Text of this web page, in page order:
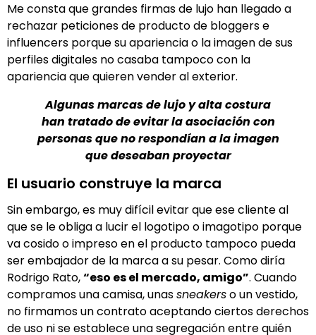
Me consta que grandes firmas de lujo han llegado a
rechazar peticiones de producto de bloggers e
influencers porque su apariencia o la imagen de sus
perfiles digitales no casaba tampoco con la
apariencia que quieren vender al exterior.
Algunas marcas de lujo y alta costura
han tratado de evitar la asociación con
personas que no respondían a la imagen
que deseaban proyectar
El usuario construye la marca
Sin embargo, es muy difícil evitar que ese cliente al
que se le obliga a lucir el logotipo o imagotipo porque
va cosido o impreso en el producto tampoco pueda
ser embajador de la marca a su pesar. Como diría
Rodrigo Rato,“eso es el mercado, amigo”. Cuando
compramos una camisa, unassneakerso un vestido,
no firmamos un contrato aceptando ciertos derechos
de uso ni se establece una segregación entre quién